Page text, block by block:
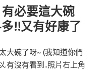
必要這大碗
!!又有好康了
大碗了呀~ (我知道你們
有沒有看到..照片右上角